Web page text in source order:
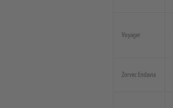
Voyager
Zorvec Endavia